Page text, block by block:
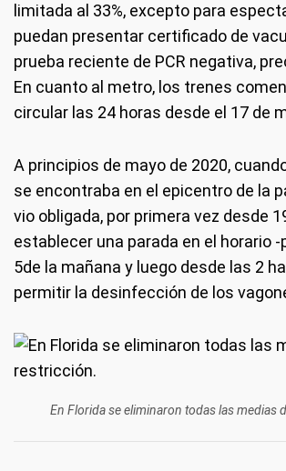
limitada al 33%, excepto para
puedan presentar certificado de
prueba reciente de PCR negativa,
En cuanto al metro, los trenes
circular las 24 horas desde el 17 de
A principios de mayo de 2020,
se encontraba en el epicentro de la
vio obligada, por primera vez desde
establecer una parada en el horario -
5de la mañana y luego desde las 2
permitir la desinfección de los
En Florida se eliminaron todas las medias